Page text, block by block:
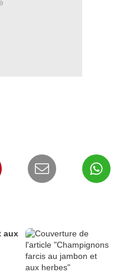
aux